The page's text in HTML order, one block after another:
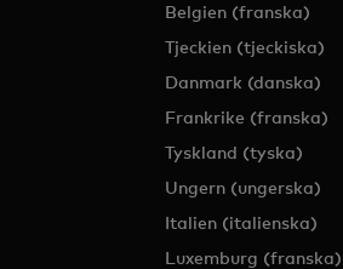
Belgien (franska)
Tjeckien (tjeckiska)
Danmark (danska)
Frankrike (franska)
Tyskland (tyska)
Ungern (ungerska)
Italien (italienska)
Luxemburg (franska)